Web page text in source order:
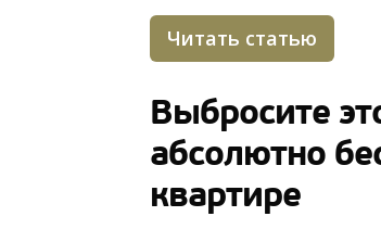
Читать статью
Выбросите
абсолютно
квартире